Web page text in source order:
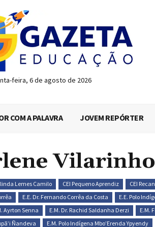
feira, 6 de agosto de 2026
COM A PALAVRA JOVEM REPÓRTER
Lemes Camilo CEI Pequeno Aprendiz
CEI
E.E. Dr. Fernando Corrêa da Costa
E.E. Polo
Ayrton Senna E.M. Dr. Rachid Saldanha Derzi
E.M.
Ñandeva E.M. Polo Indígena Mbo’Erenda Ypyendy